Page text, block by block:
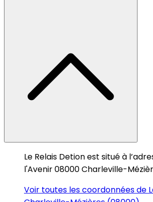
Le Relais Detion est situé à
l'Avenir 08000 Charleville-
Voir toutes les coordonnées de